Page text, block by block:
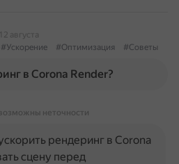
12 августа
#Ускорение #Оптимизация #Советы
в Corona Render?
неточности
рендеринг в Corona
сцену перед